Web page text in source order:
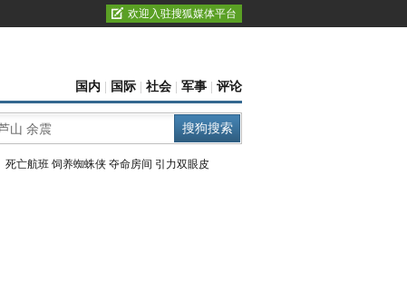
欢迎入驻搜狐媒体平台
国内 国际 社会 军事 评论
死亡航班 饲养蜘蛛侠 夺命房间 引力双眼皮